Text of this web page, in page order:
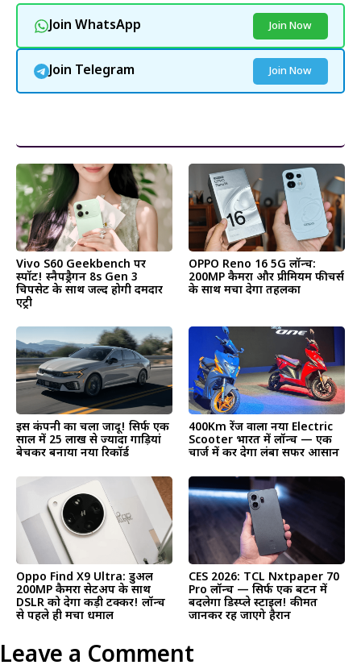
Join WhatsApp Join Now
Join Telegram Join Now
Vivo S60 Geekbench पर
स्पॉट! स्नैपड्रैगन 8s Gen 3
चिपसेट के साथ जल्द होगी दमदार
एंट्री
OPPO Reno 16 5G लॉन्च:
200MP कैमरा और प्रीमियम फीचर्स
के साथ मचा देगा तहलका
इस कंपनी का चला जादू! सिर्फ एक
साल में 25 लाख से ज्यादा गाड़ियां
बेचकर बनाया नया रिकॉर्ड
400Km रेंज वाला नया Electric
Scooter भारत में लॉन्च — एक
चार्ज में कर देगा लंबा सफर आसान
Oppo Find X9 Ultra: डुअल
200MP कैमरा सेटअप के साथ
DSLR को देगा कड़ी टक्कर! लॉन्च
से पहले ही मचा धमाल
CES 2026: TCL Nxtpaper 70
Pro लॉन्च — सिर्फ एक बटन में
बदलेगा डिस्प्ले स्टाइल! कीमत
जानकर रह जाएंगे हैरान
Leave a Comment